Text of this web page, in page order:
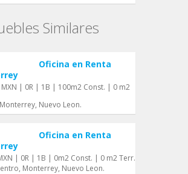
Similares
Oficina en Renta
MXN | 0R | 1B | 100m2 Const. | 0 m2
Nuevo Leon.
Oficina en Renta
| 0R | 1B | 0m2 Const. | 0 m2 Terr.
Monterrey, Nuevo Leon.